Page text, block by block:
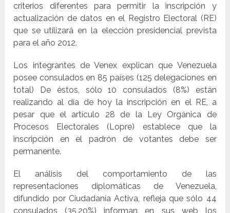
criterios diferentes para permitir la inscripción y
actualización de datos en el Registro Electoral (RE)
que se utilizará en la elección presidencial prevista
para el año 2012.
Los integrantes de Venex explican que Venezuela
posee consulados en 85 países (125 delegaciones en
total) De éstos, sólo 10 consulados (8%) están
realizando al día de hoy la inscripción en el RE, a
pesar que el artículo 28 de la Ley Orgánica de
Procesos Electorales (Lopre) establece que la
inscripción en el padrón de votantes debe ser
permanente.
El análisis del comportamiento de las
representaciones diplomáticas de Venezuela,
difundido por Ciudadanía Activa, refleja que sólo 44
consulados (35,20%) informan en sus web los